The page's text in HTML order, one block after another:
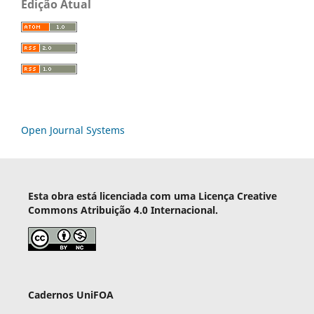
Edição Atual
Open Journal Systems
Esta obra está licenciada com uma Licença Creative
Commons Atribuição 4.0 Internacional.
Cadernos UniFOA